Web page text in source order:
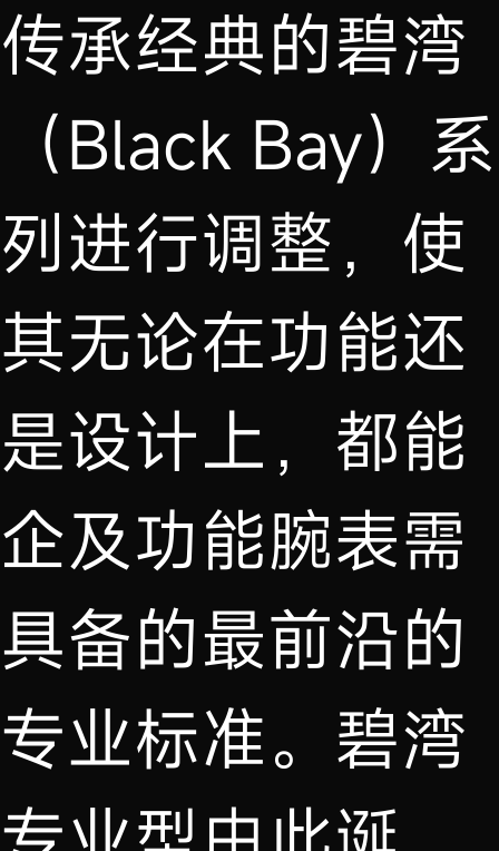
传承经典的碧湾
（Black Bay）系
列进行调整，使
其无论在功能还
是设计上，都能
企及功能腕表需
具备的最前沿的
专业标准。碧湾